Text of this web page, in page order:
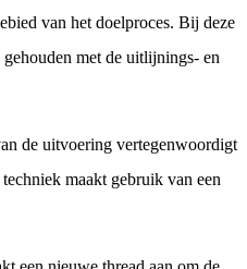
van het doelproces. Bij deze
met de uitlijnings- en
de uitvoering vertegenwoordigt
maakt gebruik van een